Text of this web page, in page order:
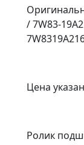
/ 7W83-
Цена
Ролик